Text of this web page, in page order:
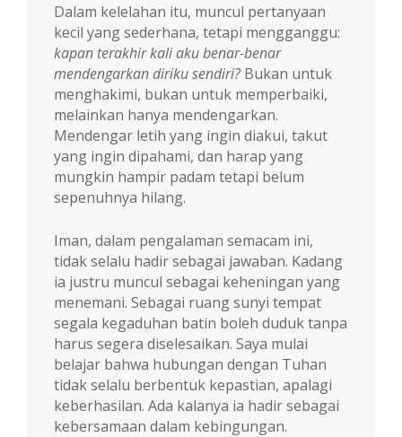
Dalam kelelahan itu, muncul pertanyaan
kecil yang sederhana, tetapi mengganggu:
kapan terakhir kali aku benar-benar
mendengarkan diriku sendiri?Bukan untuk
menghakimi, bukan untuk memperbaiki,
melainkan hanya mendengarkan.
Mendengar letih yang ingin diakui, takut
yang ingin dipahami, dan harap yang
mungkin hampir padam tetapi belum
sepenuhnya hilang.
Iman, dalam pengalaman semacam ini,
tidak selalu hadir sebagai jawaban. Kadang
ia justru muncul sebagai keheningan yang
menemani. Sebagai ruang sunyi tempat
segala kegaduhan batin boleh duduk tanpa
harus segera diselesaikan. Saya mulai
belajar bahwa hubungan dengan Tuhan
tidak selalu berbentuk kepastian, apalagi
keberhasilan. Ada kalanya ia hadir sebagai
kebersamaan dalam kebingungan.